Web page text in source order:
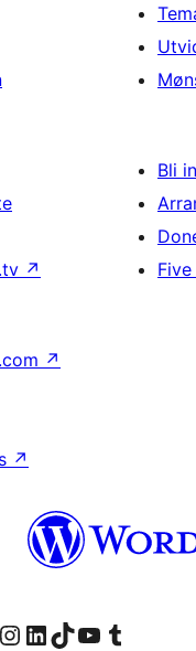
↗
Bli
↗
↗
account
side
Besøk vår Instagram-konto
Besøk vår LinkedIn-konto
Visit our TikTok account
Visit our YouTube channel
Visit our Tumblr account